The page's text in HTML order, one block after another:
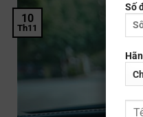
10
Th11
Số